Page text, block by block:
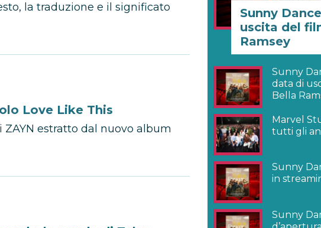
la traduzione e il significato
Love Like This
estratto dal nuovo album
Sunny
uscita del
Ramsey
Sunny
data di
Bella
Marvel
tutti gli
Sunny
in
Sunny